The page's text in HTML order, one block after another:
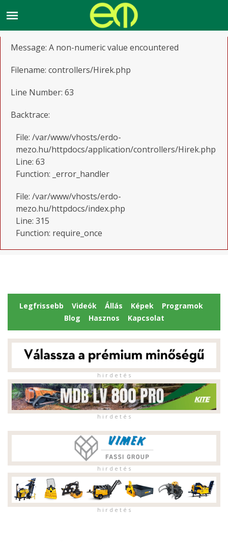
A PHP Error was encountered
Message: A non-numeric value encountered
Filename: controllers/Hirek.php
Line Number: 63
Backtrace:
File: /var/www/vhosts/erdo-
mezo.hu/httpdocs/application/controllers/Hirek.php
Line: 63
Function: _error_handler
File: /var/www/vhosts/erdo-
mezo.hu/httpdocs/index.php
Line: 315
Function: require_once
Legfrissebb Videók Állás Képek
Programok
Blog
Hasznos Kapcsolat
h i r d e t é s
h i r d e t é s
h i r d e t é s
h i r d e t é s